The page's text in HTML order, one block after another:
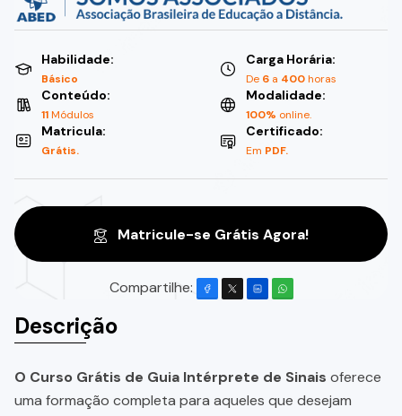
Habilidade:
Básico
Carga Horária:
De 6 a 400horas
Conteúdo:
11Módulos
Modalidade:
100% online.
Matricula:
Grátis.
Certificado:
Em PDF.
Matricule-se Grátis Agora!
Compartilhe:
Descrição
O Curso Grátis de Guia Intérprete de Sinais oferece
uma formação completa para aqueles que desejam